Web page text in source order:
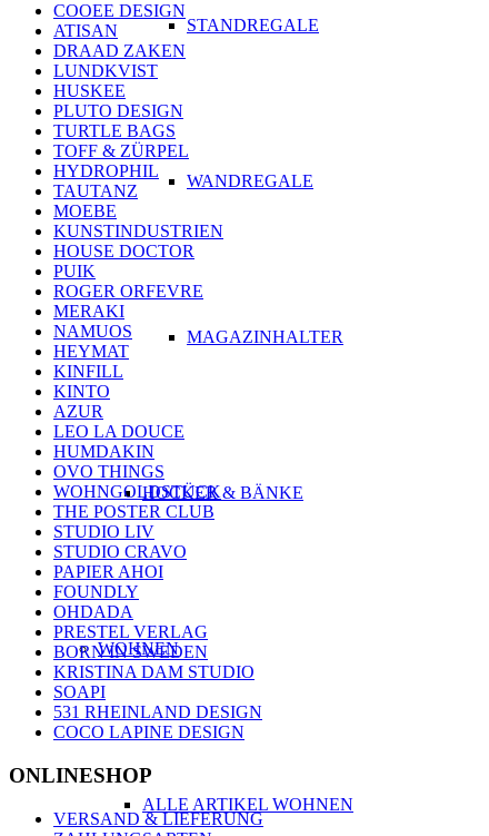
STANDREGALE
WANDREGALE
MAGAZINHALTER
HOCKER & BÄNKE
WOHNEN
ALLE ARTIKEL WOHNEN
COOEE DESIGN
ATISAN
DRAAD ZAKEN
LUNDKVIST
HUSKEE
PLUTO DESIGN
TURTLE BAGS
TOFF & ZÜRPEL
HYDROPHIL
TAUTANZ
MOEBE
KUNSTINDUSTRIEN
HOUSE DOCTOR
PUIK
ROGER ORFEVRE
MERAKI
NAMUOS
HEYMAT
KINFILL
KINTO
AZUR
LEO LA DOUCE
HUMDAKIN
OVO THINGS
WOHNGOLDSTÜCK
THE POSTER CLUB
STUDIO LIV
STUDIO CRAVO
PAPIER AHOI
FOUNDLY
OHDADA
PRESTEL VERLAG
BORN IN SWEDEN
KRISTINA DAM STUDIO
SOAPI
531 RHEINLAND DESIGN
COCO LAPINE DESIGN
ONLINESHOP
VERSAND & LIEFERUNG